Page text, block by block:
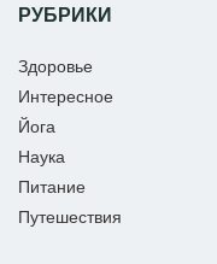
РУБРИКИ
Здоровье
Интересное
Йога
Наука
Питание
Путешествия